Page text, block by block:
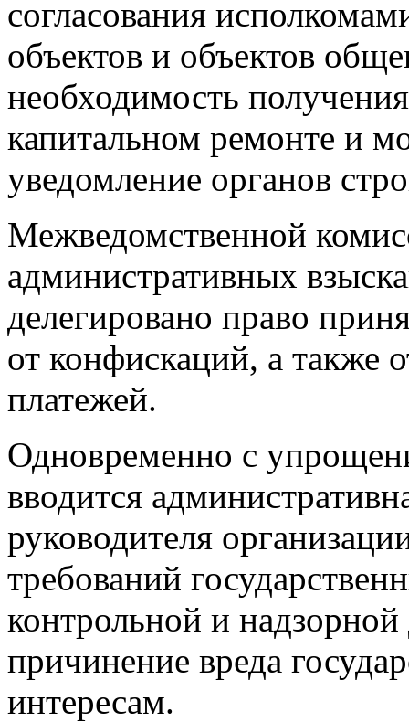
согласования
объектов и объектов
необходимость
капитальном ремонте и
уведомление органов
Межведомственной
административных
делегировано право
от конфискаций, а также
платежей.
Одновременно с
вводится
руководителя
требований
контрольной и
причинение вреда
интересам.